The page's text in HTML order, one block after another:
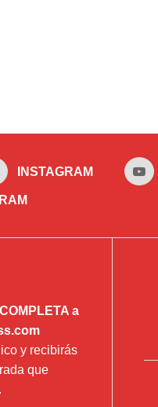
INSTAGRAM
a
y recibirás
que